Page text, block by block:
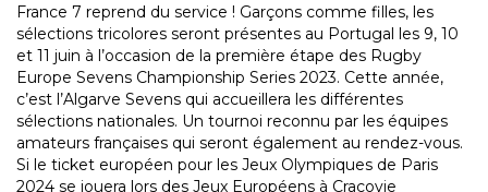
France 7 reprend du service ! Garçons comme filles, les
sélections tricolores seront présentes au Portugal les 9, 10
et 11 juin à l’occasion de la première étape des Rugby
Europe Sevens Championship Series 2023. Cette année,
c’est l’Algarve Sevens qui accueillera les différentes
sélections nationales. Un tournoi reconnu par les équipes
amateurs françaises qui seront également au rendez-vous.
Si le ticket européen pour les Jeux Olympiques de Paris
2024 se jouera lors des Jeux Européens à Cracovie